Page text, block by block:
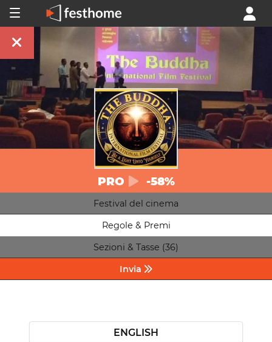
PRO -58%
Festival del cinema
Regole & Premi
Sezioni & Tasse (36)
Invia
ENGLISH